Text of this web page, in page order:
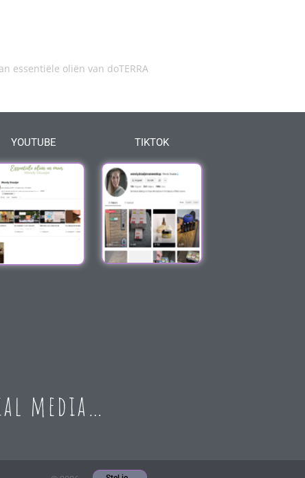
essentiële oliën van doTERRA
YOUTUBE TIKTOK
media…